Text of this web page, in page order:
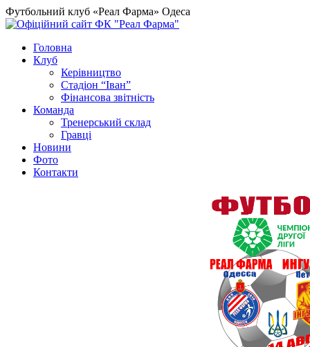
Футбольний клуб «Реал Фарма» Одеса
Головна
Клуб
Керівництво
Стадіон “Іван”
Фінансова звітність
Команда
Тренерський склад
Гравці
Новини
Фото
Контакти